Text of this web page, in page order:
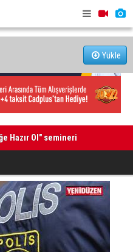
Yükle
Hazır Ol" semineri